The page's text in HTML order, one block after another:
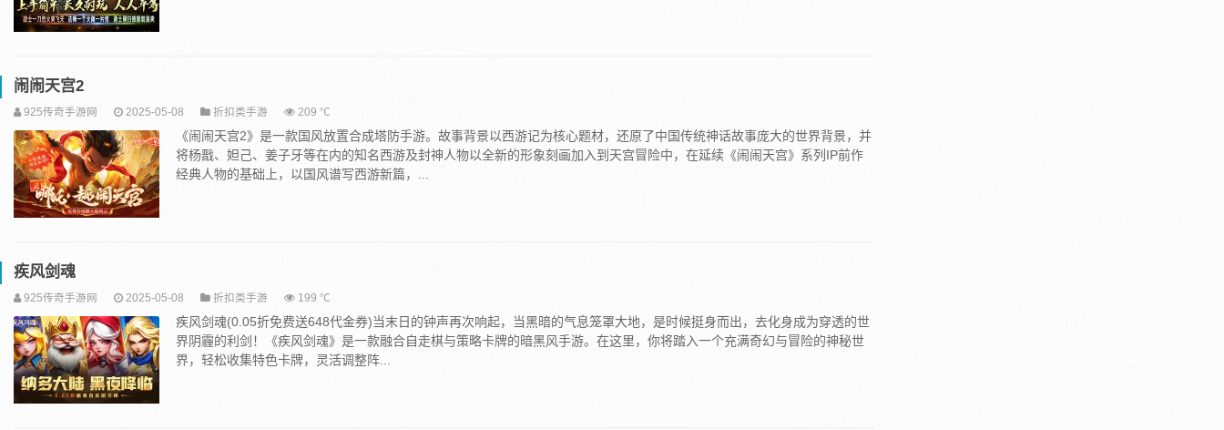
闹闹天宫2
925传奇手游网 2025-05-08 折扣类手游 209 ℃
《闹闹天宫2》是一款国风放置合成塔防手游。故事背景以西游记为核心题材，还原了中国传统神话故事庞大的世界背景，并
将杨戬、妲己、姜子牙等在内的知名西游及封神人物以全新的形象刻画加入到天宫冒险中，在延续《闹闹天宫》系列IP前作
经典人物的基础上，以国风谱写西游新篇，...
疾风剑魂
925传奇手游网 2025-05-08 折扣类手游 199 ℃
疾风剑魂(0.05折免费送648代金券)当末日的钟声再次响起，当黑暗的气息笼罩大地，是时候挺身而出，去化身成为穿透的世
界阴霾的利剑！《疾风剑魂》是一款融合自走棋与策略卡牌的暗黑风手游。在这里，你将踏入一个充满奇幻与冒险的神秘世
界，轻松收集特色卡牌，灵活调整阵...